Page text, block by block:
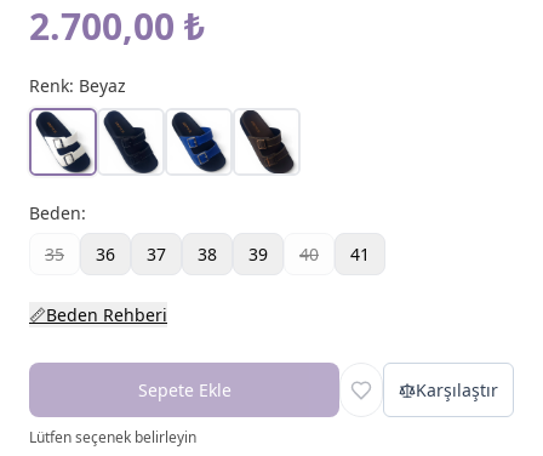
2.700,00 ₺
Renk: Beyaz
Beden:
35
36 37 38 39 40 41
📏Beden Rehberi
Sepete Ekle Karşılaştır
Lütfen seçenek belirleyin